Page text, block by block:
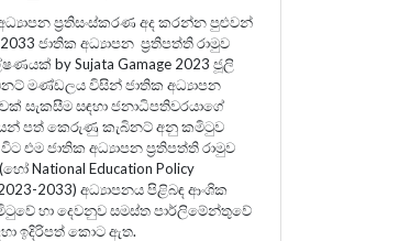
අධ්‍යාපන ප්‍රතිසංස්කරණ අද කරන්න පුළුවන්
ජාතික අධ්‍යාපන ප්‍රතිපත්ති රාමුව
by Sujata Gamage 2023 ජූලි
මණ්ඩලය විසින් ජාතික අධ්‍යාපන
සැකසීම සඳහා ජනාධිපතිවරයාගේ
පත් කෙරුණු කැබිනට් අනු කමිටුව
එම ජාතික අධ්‍යාපන ප්‍රතිපත්ති රාමුව
National Education Policy
2033) අධ්‍යාපනය පිළිබඳ ආංශික
හා දෙවනුව සමස්ත පාර්ලිමේන්තුවේ
ඉදිරිපත් කොට ඇත.